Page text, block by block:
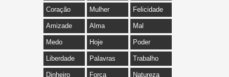
Coração Mulher Felicidade
Amizade Alma Mal
Medo Hoje Poder
Liberdade Palavras Trabalho
Dinheiro Força Natureza